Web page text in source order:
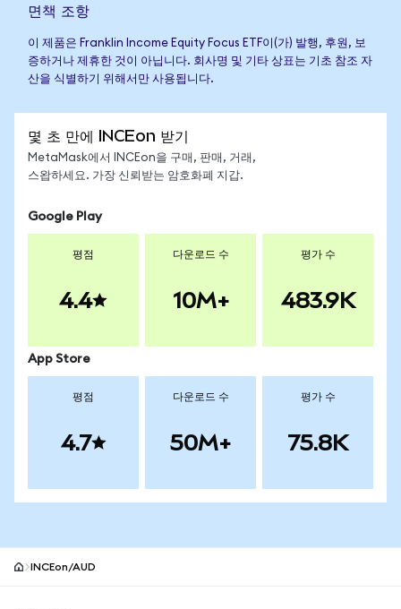
면책 조항
이 제품은 Franklin Income Equity Focus ETF이(가) 발행, 후원, 보
증하거나 제휴한 것이 아닙니다. 회사명 및 기타 상표는 기초 참조 자
산을 식별하기 위해서만 사용됩니다.
몇 초 만에 INCEon 받기
MetaMask에서 INCEon을 구매, 판매, 거래,
스왑하세요. 가장 신뢰받는 암호화폐 지갑.
Google Play
평점
4.4
다운로드 수
10M+
평가 수
483.9K
App Store
평점
4.7
다운로드 수
50M+
평가 수
75.8K
INCEon/AUD